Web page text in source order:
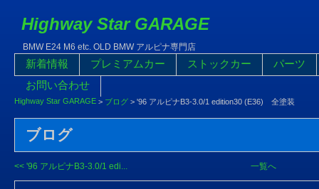
Highway Star GARAGE
BMW E24 M6 etc. OLD BMW アルピナ専門店
新着情報 プレミアムカー ストックカー
パーツ
お問い合わせ
Highway Star GARAGE > ブログ > '96 アルピナB3-3.0/1 edition30 (E36) 全塗装
ブログ
<< '96 アルピナB3-3.0/1 edi... 一覧へ